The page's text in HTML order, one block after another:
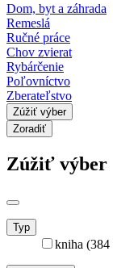
Dom, byt a záhrada
Remeslá
Ručné práce
Chov zvierat
Rybárčenie
Poľovníctvo
Zberateľstvo
Zúžiť výber
Zoradiť
Zúžiť výber
Typ
kniha